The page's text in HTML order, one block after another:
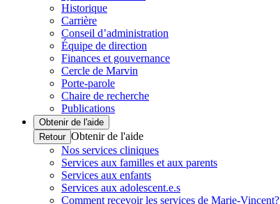
Historique
Carrière
Conseil d’administration
Équipe de direction
Finances et gouvernance
Cercle de Marvin
Porte-parole
Chaire de recherche
Publications
Obtenir de l'aide
Retour Obtenir de l'aide
Nos services cliniques
Services aux familles et aux parents
Services aux enfants
Services aux adolescent.e.s
Comment recevoir les services de Marie-Vincent?